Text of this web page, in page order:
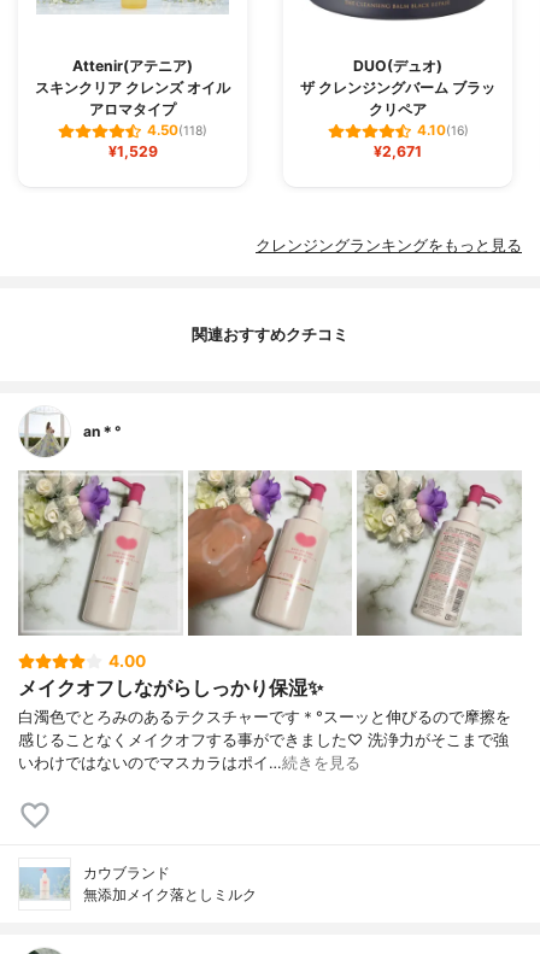
Attenir(アテニア)
スキンクリア クレンズ オイル
アロマタイプ
4.50(118)
¥1,529
DUO(デュオ)
ザ クレンジングバーム ブラッ
クリペア
4.10(16)
¥2,671
クレンジングランキングをもっと見る
関連おすすめクチコミ
an＊°
4.00
メイクオフしながらしっかり保湿✨
白濁色でとろみのあるテクスチャーです＊°スーッと伸びるので摩擦を
感じることなくメイクオフする事ができました♡ 洗浄力がそこまで強
いわけではないのでマスカラはポイ…続きを見る
カウブランド
無添加メイク落としミルク